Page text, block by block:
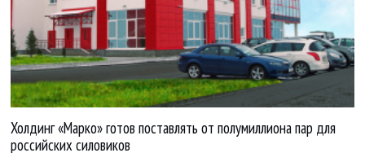
Холдинг «Марко» готов поставлять от полумиллиона пар для
российских силовиков